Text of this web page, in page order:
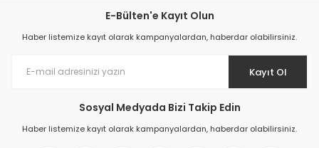
E-Bülten'e Kayıt Olun
Haber listemize kayıt olarak kampanyalardan, haberdar olabilirsiniz.
Kayıt Ol
Sosyal Medyada Bizi Takip Edin
Haber listemize kayıt olarak kampanyalardan, haberdar olabilirsiniz.